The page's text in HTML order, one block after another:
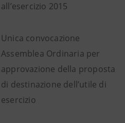
all’esercizio 2015
Unica convocazione
Assemblea Ordinaria per
approvazione della proposta
di destinazione dell’utile di
esercizio